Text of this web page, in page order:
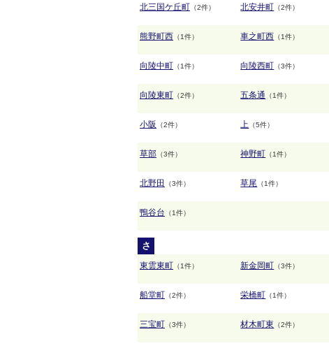
北三国ケ丘町 （2件） 北安井町 （2件）
熊野町西 （1件） 車之町西 （1件）
向陵中町 （1件） 向陵西町 （3件）
向陵東町 （2件） 五条通 （1件）
小阪 （2件） 上 （5件）
草部 （3件） 神野町 （1件）
北野田 （3件） 草尾 （1件）
鴨谷台 （1件）
さ
東雲東町 （1件） 新金岡町 （3件）
船堂町 （2件） 栄橋町 （1件）
三宝町 （3件） 材木町東 （2件）